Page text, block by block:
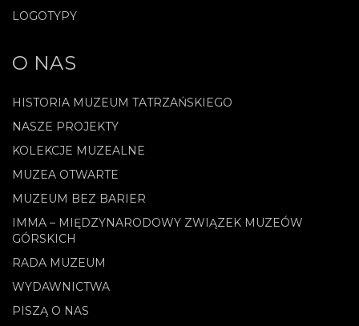
LOGOTYPY
O NAS
HISTORIA MUZEUM TATRZAŃSKIEGO
NASZE PROJEKTY
KOLEKCJE MUZEALNE
MUZEA OTWARTE
MUZEUM BEZ BARIER
IMMA – MIĘDZYNARODOWY ZWIĄZEK MUZEÓW
GÓRSKICH
RADA MUZEUM
WYDAWNICTWA
PISZĄ O NAS